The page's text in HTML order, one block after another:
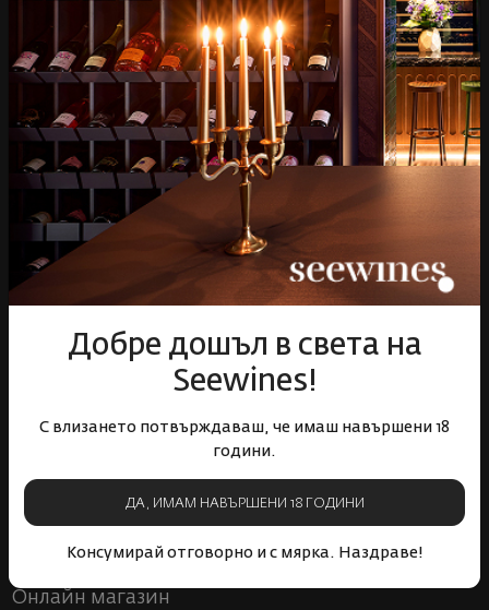
Добре дошъл в света на
Seewines!
С влизането потвърждаваш, че имаш навършени 18
години.
ДА, ИМАМ НАВЪРШЕНИ 18 ГОДИНИ
Консумирай отговорно и с мярка. Наздраве!
Бърза доставка за
цялата страна
Лоялна програма и
отстъпки
Пазарувай
ВИНО
Подаръци
Събития
Корпоративни клиенти
Бели вина Червени вина Розе Пенливи вина
Онлайн магазин